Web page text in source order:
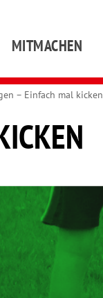
MITMACHEN
– Einfach mal kicken